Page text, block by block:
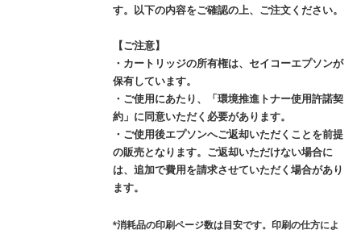
す。以下の内容をご確認の上、ご注文ください。
【ご注意】
・カートリッジの所有権は、セイコーエプソンが
保有しています。
・ご使用にあたり、「環境推進トナー使用許諾契
約」に同意いただく必要があります。
・ご使用後エプソンへご返却いただくことを前提
の販売となります。ご返却いただけない場合に
は、追加で費用を請求させていただく場合があり
ます。
*消耗品の印刷ページ数は目安です。印刷の仕方によ